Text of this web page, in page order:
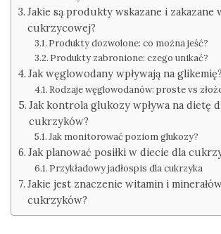
Jakie są produkty wskazane i zakazane
cukrzycowej?
Produkty dozwolone: co można jeść?
Produkty zabronione: czego unikać?
Jak węglowodany wpływają na glikemię?
Rodzaje węglowodanów: proste vs
Jak kontrola glukozy wpływa na dietę
cukrzyków?
Jak monitorować poziom glukozy?
Jak planować posiłki w diecie dla
Przykładowy jadłospis dla cukrzyka
Jakie jest znaczenie witamin i
cukrzyków?